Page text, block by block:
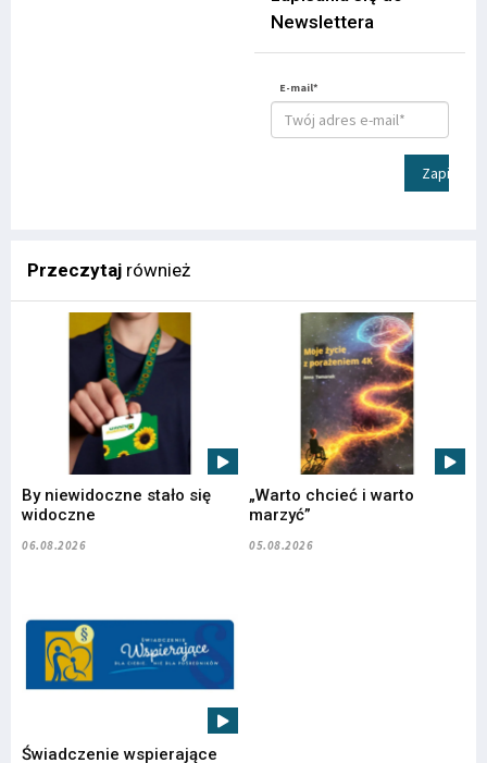
Newslettera
E-mail*
Zapisz
Przeczytaj również
By niewidoczne stało się
widoczne
06.08.2026
„Warto chcieć i warto
marzyć”
05.08.2026
Świadczenie wspierające